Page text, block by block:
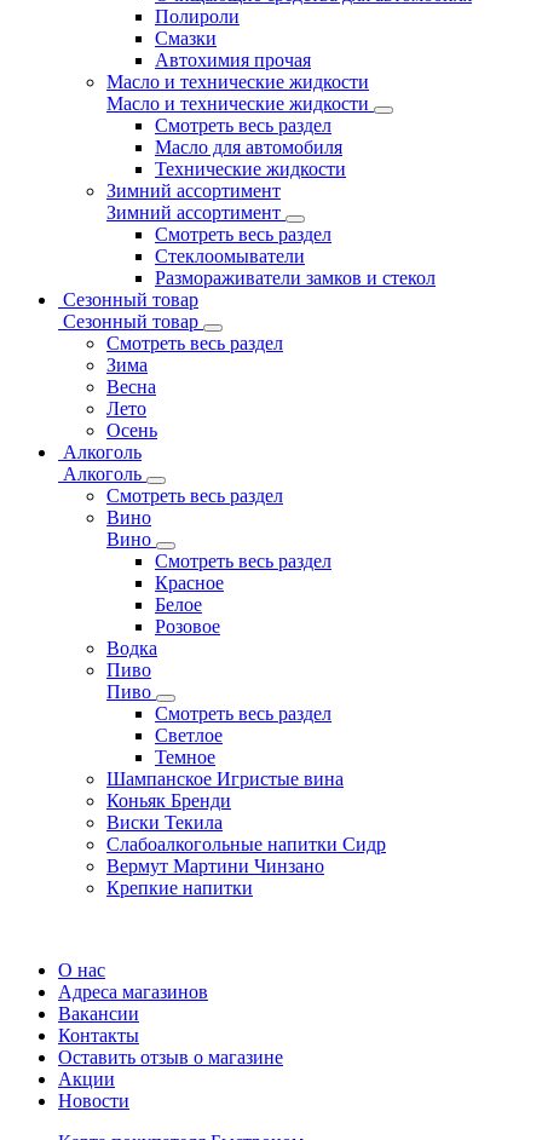
Полироли
Смазки
Автохимия прочая
Масло и технические жидкости
Масло и технические жидкости
Смотреть весь раздел
Масло для автомобиля
Технические жидкости
Зимний ассортимент
Зимний ассортимент
Смотреть весь раздел
Стеклоомыватели
Размораживатели замков и стекол
Сезонный товар
Сезонный товар
Смотреть весь раздел
Зима
Весна
Лето
Осень
Алкоголь
Алкоголь
Смотреть весь раздел
Вино
Вино
Смотреть весь раздел
Красное
Белое
Розовое
Водка
Пиво
Пиво
Смотреть весь раздел
Cветлое
Темное
Шампанское Игристые вина
Коньяк Бренди
Виски Текила
Слабоалкогольные напитки Сидр
Вермут Мартини Чинзано
Крепкие напитки
О нас
Адреса магазинов
Вакансии
Контакты
Оставить отзыв о магазине
Акции
Новости